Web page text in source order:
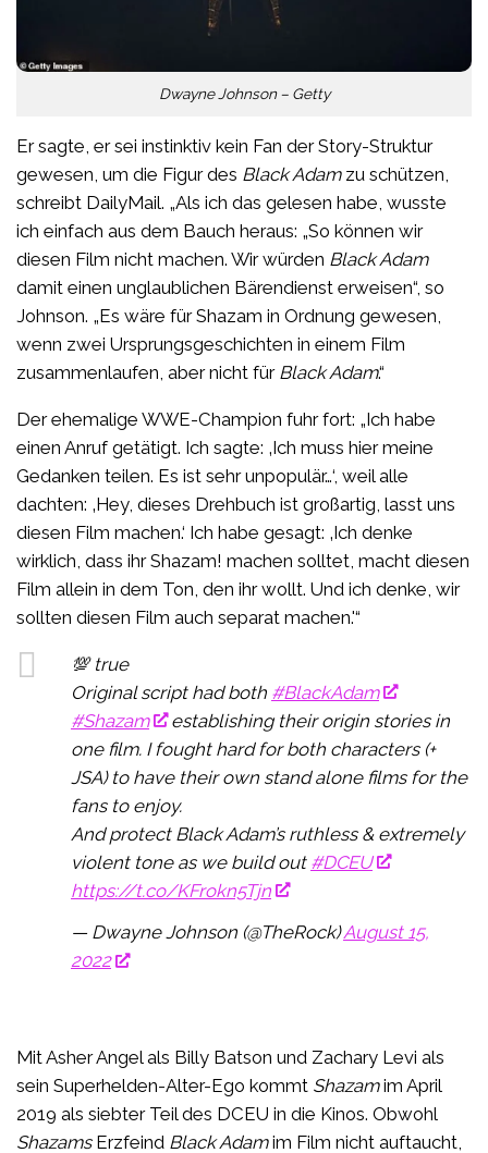
Dwayne Johnson – Getty
Er sagte, er sei instinktiv kein Fan der Story-Struktur
gewesen, um die Figur des Black Adamzu schützen,
schreibt DailyMail. „Als ich das gelesen habe, wusste
ich einfach aus dem Bauch heraus: „So können wir
diesen Film nicht machen. Wir würden Black Adam
damit einen unglaublichen Bärendienst erweisen“, so
Johnson. „Es wäre für Shazam in Ordnung gewesen,
wenn zwei Ursprungsgeschichten in einem Film
zusammenlaufen, aber nicht für Black Adam.“
Der ehemalige WWE-Champion fuhr fort: „Ich habe
einen Anruf getätigt. Ich sagte: ‚Ich muss hier meine
Gedanken teilen. Es ist sehr unpopulär…‘, weil alle
dachten: ‚Hey, dieses Drehbuch ist großartig, lasst uns
diesen Film machen.‘ Ich habe gesagt: ‚Ich denke
wirklich, dass ihr Shazam! machen solltet, macht diesen
Film allein in dem Ton, den ihr wollt. Und ich denke, wir
sollten diesen Film auch separat machen.'“
💯 true
Original script had both #BlackAdam
#Shazam
establishing their origin stories in
one film. I fought hard for both characters (+
JSA) to have their own stand alone films for the
fans to enjoy.
And protect Black Adam’s ruthless & extremely
violent tone as we build out #DCEU
https://t.co/KFrokn5Tjn
— Dwayne Johnson (@TheRock)August 15,
2022
Mit Asher Angel als Billy Batson und Zachary Levi als
sein Superhelden-Alter-Ego kommt Shazamim April
2019 als siebter Teil des DCEU in die Kinos. Obwohl
ShazamsErzfeind Black Adamim Film nicht auftaucht,